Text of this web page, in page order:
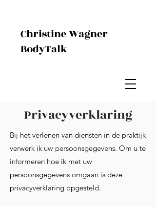
Christine Wagner
BodyTalk
Privacyverklaring
Bij het verlenen van diensten in de praktijk
verwerk ik uw persoonsgegevens. Om u te
informeren hoe ik met uw
persoonsgegevens omgaan is deze
privacyverklaring opgesteld.